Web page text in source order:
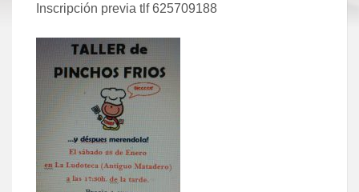
Inscripción previa tlf 625709188